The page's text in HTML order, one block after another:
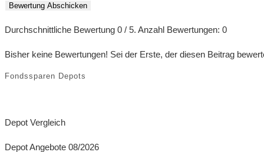
Bewertung Abschicken
Durchschnittliche Bewertung 0 / 5. Anzahl Bewertungen: 0
Bisher keine Bewertungen! Sei der Erste, der diesen Beitrag
Fondssparen Depots
Depot Vergleich
Depot Angebote 08/2026